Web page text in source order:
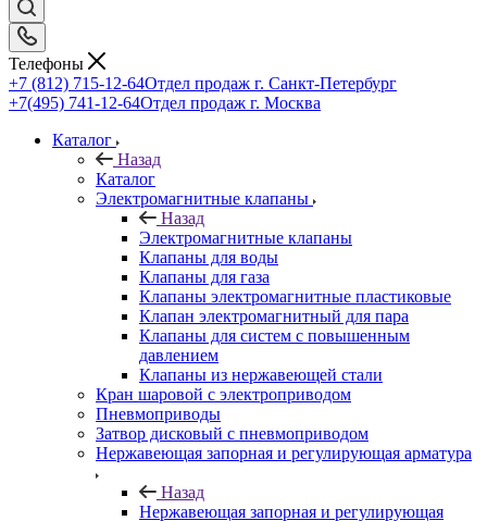
Телефоны
+7 (812) 715-12-64Отдел продаж г. Санкт-Петербург
+7(495) 741-12-64Отдел продаж г. Москва
Каталог
Назад
Каталог
Электромагнитные клапаны
Назад
Электромагнитные клапаны
Клапаны для воды
Клапаны для газа
Клапаны электромагнитные пластиковые
Клапан электромагнитный для пара
Клапаны для систем с повышенным
давлением
Клапаны из нержавеющей стали
Кран шаровой с электроприводом
Пневмоприводы
Затвор дисковый с пневмоприводом
Нержавеющая запорная и регулирующая арматура
Назад
Нержавеющая запорная и регулирующая